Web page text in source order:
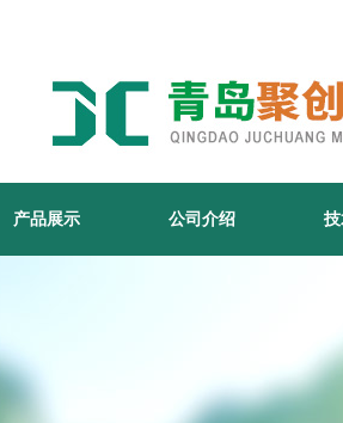
产品展示 公司介绍